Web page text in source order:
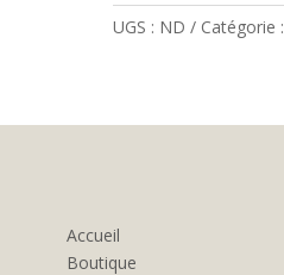
Chat
UGS : ND Catégorie :
Accueil
Boutique